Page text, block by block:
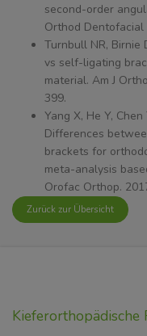
Zurück zur Übersicht
second-order
Orthod Dentofacial
Turnbull NR, Birnie
vs self-ligating
material. Am J
399.
Yang X, He Y,
Differences
brackets for
meta-analysis
Orofac Orthop.
Kieferorthopädische